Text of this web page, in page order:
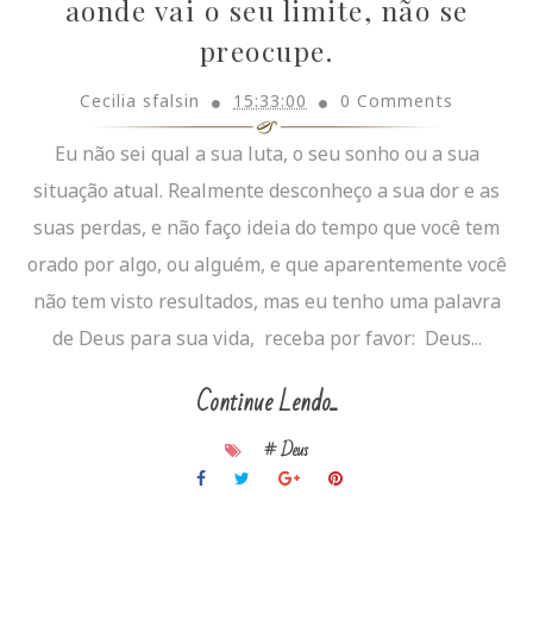
aonde vai o seu limite, não se
preocupe.
Cecilia sfalsin 15:33:00 0 Comments
Eu não sei qual a sua luta, o seu sonho ou a sua
situação atual. Realmente desconheço a sua dor e as
suas perdas, e não faço ideia do tempo que você tem
orado por algo, ou alguém, e que aparentemente você
não tem visto resultados, mas eu tenho uma palavra
de Deus para sua vida, receba por favor: Deus...
Continue Lendo...
# Deus